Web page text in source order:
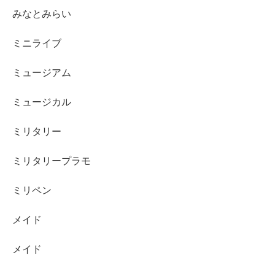
みなとみらい
ミニライブ
ミュージアム
ミュージカル
ミリタリー
ミリタリープラモ
ミリペン
メイド
メイド